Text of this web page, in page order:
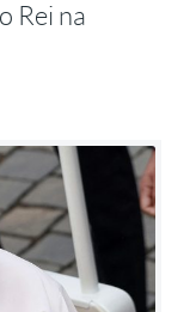
Rei na